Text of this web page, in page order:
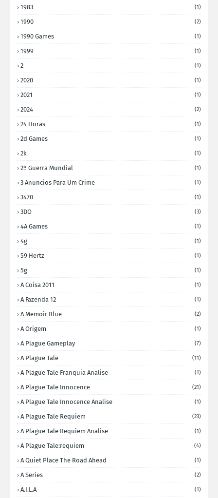
1983 (1)
1990 (2)
1990 Games (1)
1999 (1)
2 (1)
2020 (1)
2021 (1)
2024 (2)
24 Horas (1)
2d Games (1)
2k (1)
2º Guerra Mundial (1)
3 Anuncios Para Um Crime (1)
3470 (1)
3DO (3)
4A Games (1)
4g (1)
59 Hertz (1)
5g (1)
A Coisa 2011 (1)
A Fazenda 12 (1)
A Memoir Blue (2)
A Origem (1)
A Plague Gameplay (7)
A Plague Tale (11)
A Plague Tale Franquia Analise (1)
A Plague Tale Innocence (21)
A Plague Tale Innocence Analise (1)
A Plague Tale Requiem (23)
A Plague Tale Requiem Analise (1)
A Plague Tale:requiem (4)
A Quiet Place The Road Ahead (1)
A Series (2)
A.I.L.A (1)